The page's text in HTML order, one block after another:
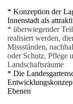
* Konzeption der
Innenstadt als
* überwiegender
realisiert werden,
Missständen,
oder Schutz, Pflege
Landschaftsräume
* Die
Ebenen